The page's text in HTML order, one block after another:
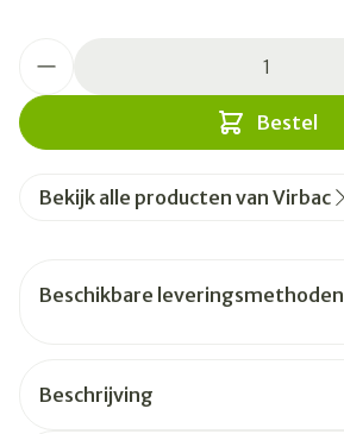
Bestel
Bekijk alle producten van Virbac
Beschikbare leveringsmethoden
Beschrijving